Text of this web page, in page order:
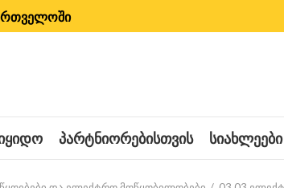
ᲞᲐᲠᲢᲜᲘᲝᲠᲔᲑᲘᲡᲗᲕᲘᲡ ᲡᲘᲐᲮᲚᲔᲔᲑᲘ